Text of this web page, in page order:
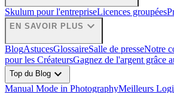
Skulum pour l'entrepriseLicences groupées
EN SAVOIR PLUS expand_more
BlogAstucesGlossaireSalle de presseNotre
pour les CréateursGagnez de l'argent grâce
Top du Blog expand_more
Manual Mode in PhotographyMeilleurs